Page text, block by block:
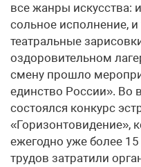
все жанры искусства:
сольное исполнение,
театральные
оздоровительном
смену прошло
единство России». Во
состоялся конкурс
«Горизонтовидение»,
ежегодно уже более
трудов затратили